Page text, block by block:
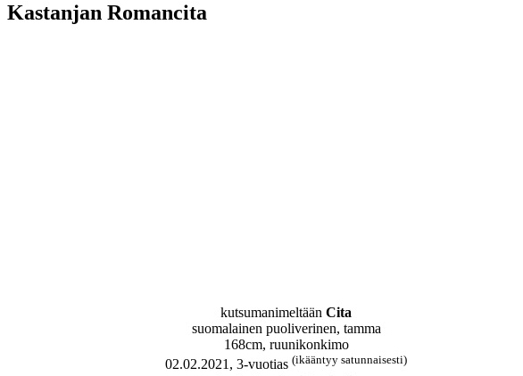
Kastanjan Romancita
kutsumanimeltään Cita
suomalainen puoliverinen, tamma
168cm, ruunikonkimo
02.02.2021, 3-vuotias (ikääntyy satunnaisesti)